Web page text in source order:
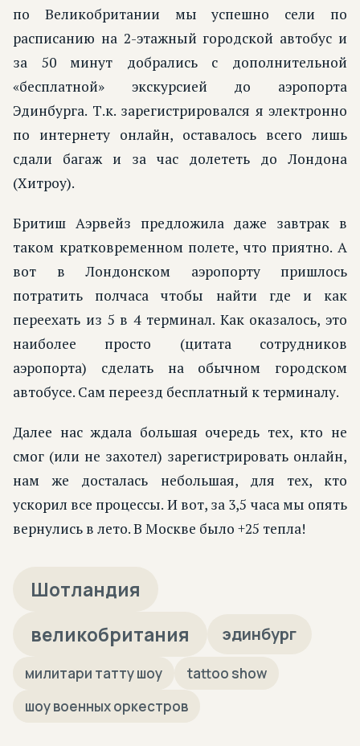
по Великобритании мы успешно сели по
расписанию на 2-этажный городской автобус и
за 50 минут добрались с дополнительной
«бесплатной» экскурсией до аэропорта
Эдинбурга. Т.к. зарегистрировался я электронно
по интернету онлайн, оставалось всего лишь
сдали багаж и за час долететь до Лондона
(Хитроу).
Бритиш Аэрвейз предложила даже завтрак в
таком кратковременном полете, что приятно. А
вот в Лондонском аэропорту пришлось
потратить полчаса чтобы найти где и как
переехать из 5 в 4 терминал. Как оказалось, это
наиболее просто (цитата сотрудников
аэропорта) сделать на обычном городском
автобусе. Сам переезд бесплатный к терминалу.
Далее нас ждала большая очередь тех, кто не
смог (или не захотел) зарегистрировать онлайн,
нам же досталась небольшая, для тех, кто
ускорил все процессы. И вот, за 3,5 часа мы опять
вернулись в лето. В Москве было +25 тепла!
Шотландия
великобритания
эдинбург
милитари татту шоу
tattoo show
шоу военных оркестров